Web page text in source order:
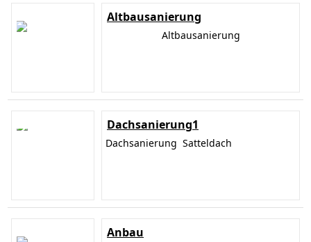
Altbausanierung
Altbausanierung
Dachsanierung1
Dachsanierung Satteldach
Anbau